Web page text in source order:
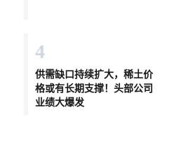
4
供需缺口持续扩大，稀土价
格或有长期支撑！头部公司
业绩大爆发